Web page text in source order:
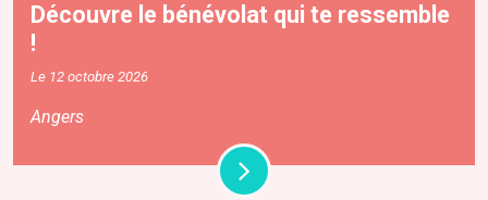
Découvre le bénévolat qui te ressemble
!
Le 12 octobre 2026
Angers